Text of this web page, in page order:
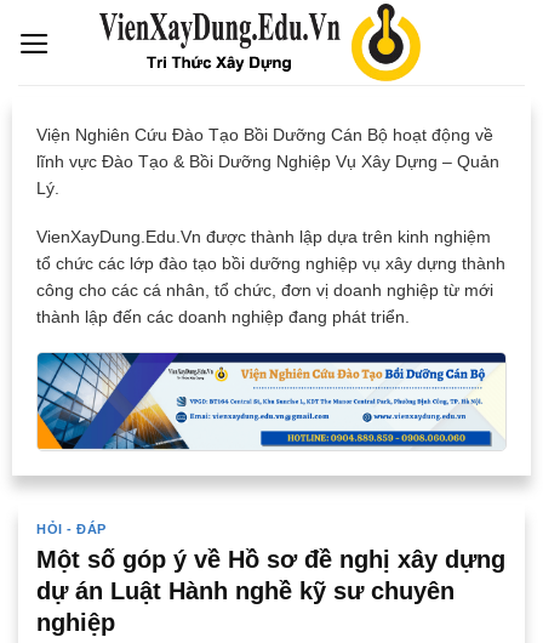
Viện Nghiên Cứu Đào Tạo Bồi Dưỡng Cán Bộ hoạt động về
lĩnh vực Đào Tạo & Bồi Dưỡng Nghiệp Vụ Xây Dựng – Quản
Lý.
VienXayDung.Edu.Vn được thành lập dựa trên kinh nghiệm
tổ chức các lớp đào tạo bồi dưỡng nghiệp vụ xây dựng thành
công cho các cá nhân, tổ chức, đơn vị doanh nghiệp từ mới
thành lập đến các doanh nghiệp đang phát triển.
HỎI - ĐÁP
Một số góp ý về Hồ sơ đề nghị xây dựng
dự án Luật Hành nghề kỹ sư chuyên
nghiệp